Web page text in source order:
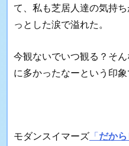
て、私も芝居人達の気持
っとした涙で溢れた。
今観ないでいつ観る？そ
に多かったなーという印象
モダンスイマーズ 「だか